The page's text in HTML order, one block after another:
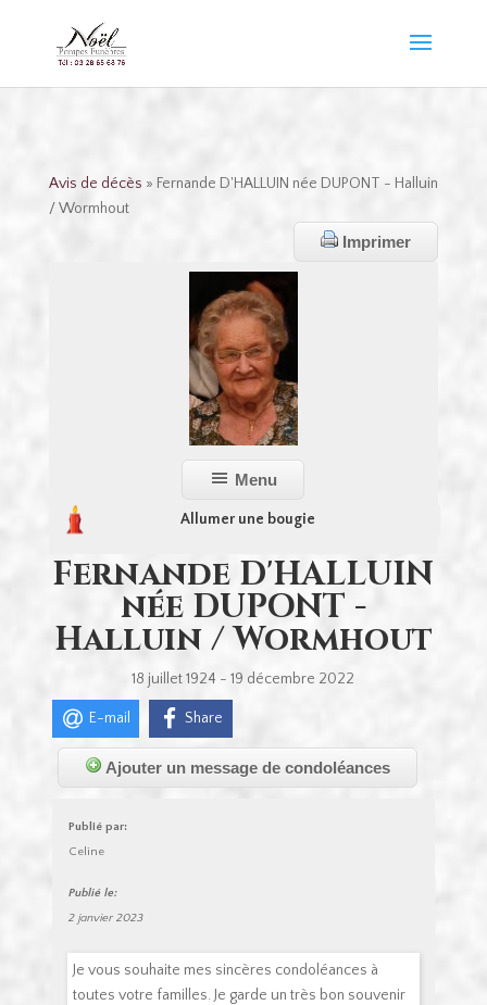
Avis de décès » Fernande D'HALLUIN née DUPONT - Halluin
/ Wormhout
Imprimer
Menu
Allumer une bougie
Fernande D'HALLUIN
née DUPONT -
Halluin / Wormhout
18 juillet 1924 - 19 décembre 2022
E-mail Share
Ajouter un message de condoléances
Publié par:
Celine
Publié le:
2 janvier 2023
Je vous souhaite mes sincères condoléances à
toutes votre familles. Je garde un très bon souvenir